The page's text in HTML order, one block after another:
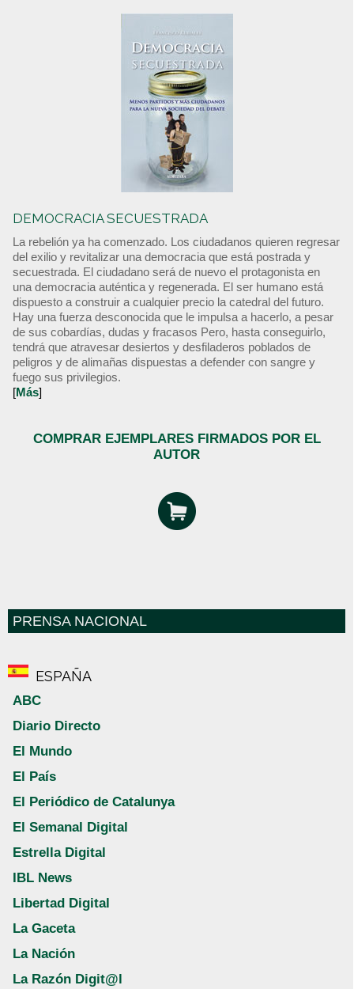
DEMOCRACIA SECUESTRADA
La rebelión ya ha comenzado. Los ciudadanos quieren regresar
del exilio y revitalizar una democracia que está postrada y
secuestrada. El ciudadano será de nuevo el protagonista en
una democracia auténtica y regenerada. El ser humano está
dispuesto a construir a cualquier precio la catedral del futuro.
Hay una fuerza desconocida que le impulsa a hacerlo, a pesar
de sus cobardías, dudas y fracasos Pero, hasta conseguirlo,
tendrá que atravesar desiertos y desfiladeros poblados de
peligros y de alimañas dispuestas a defender con sangre y
fuego sus privilegios.
[Más]
COMPRAR EJEMPLARES FIRMADOS POR EL
AUTOR
PRENSA NACIONAL
ESPAÑA
ABC
Diario Directo
El Mundo
El País
El Periódico de Catalunya
El Semanal Digital
Estrella Digital
IBL News
Libertad Digital
La Gaceta
La Nación
La Razón Digit@l